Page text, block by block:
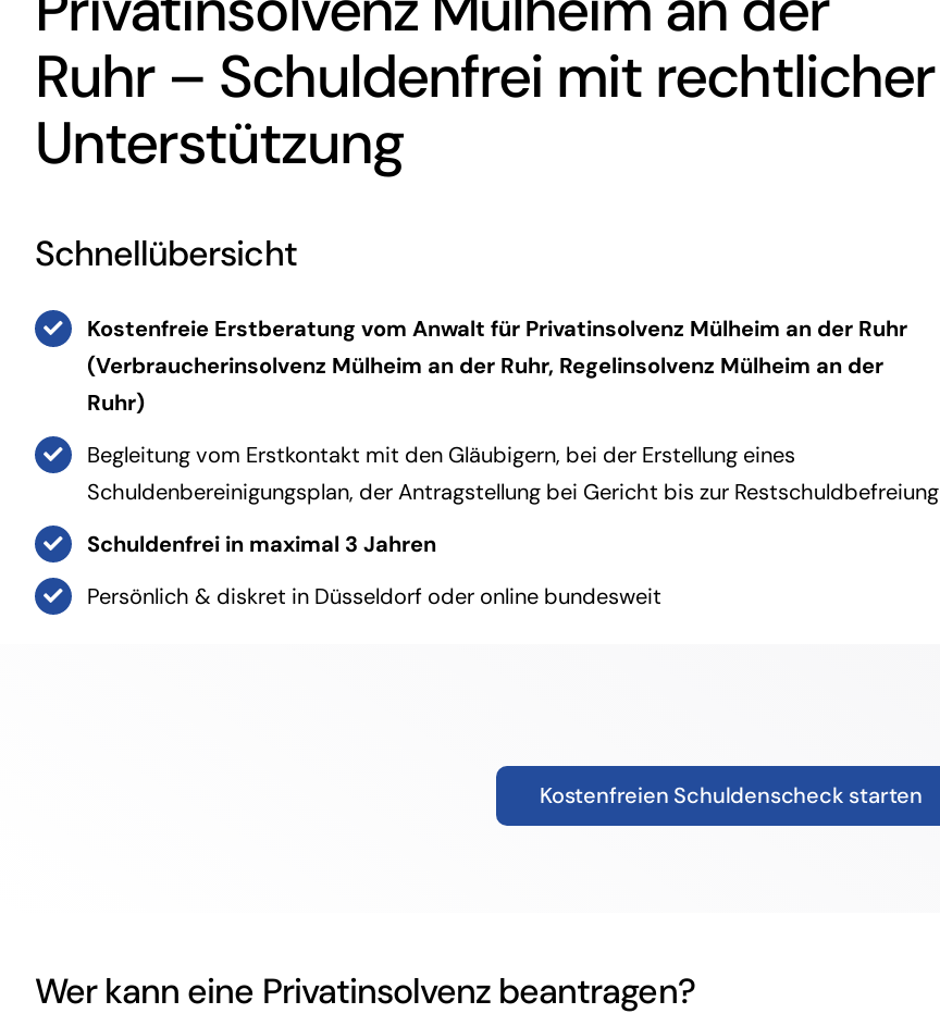
Ruhr– Schuldenfrei mit rechtlicher
Unterstützung
Schnellübersicht
Kostenfreie Erstberatung vom Anwalt für Privatinsolvenz Mülheim an der Ruhr
(Verbraucherinsolvenz Mülheim an der Ruhr, Regelinsolvenz Mülheim an der
Ruhr)
Begleitung vom Erstkontakt mit den Gläubigern, bei der Erstellung eines
Schuldenbereinigungsplan, der Antragstellung bei Gericht bis zur Restschuldbefreiung
Schuldenfrei in maximal 3 Jahren
Persönlich & diskret in Düsseldorf oder online bundesweit
Kostenfreien Schuldenscheck starten
Wer kann eine Privatinsolvenz beantragen?